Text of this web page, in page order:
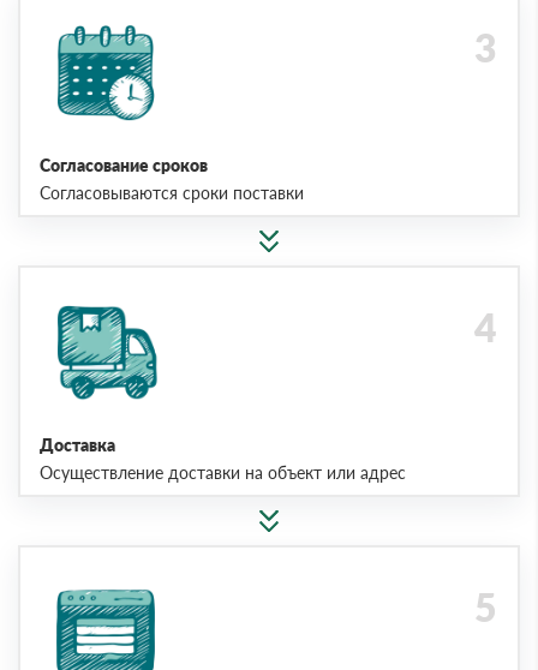
Согласование сроков
Согласовываются сроки поставки
Доставка
Осуществление доставки на объект или адрес